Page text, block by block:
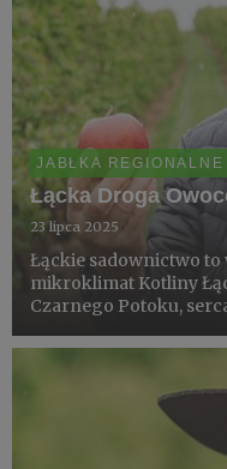
JABŁKA REGIONALNE
Łącka Droga
23 lipca 2025
Łąckie sadownictwo
mikroklimat Kotliny
Czarnego Potoku,
pracy w górskich